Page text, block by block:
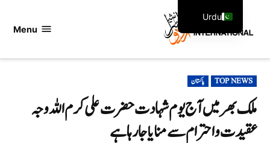
Menu
POSTED
IN
TOP NEWS پاکستان
ملک بھر میں آج یوم شہادت حضرت علی کرم اللہ وجہ
عقیدت و احترام سے منایا جا رہا ہے
Urdu
English